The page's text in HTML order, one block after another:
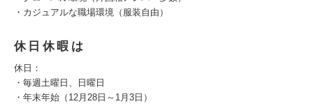
・カジュアルな職場環境（服装自由）
休日休暇は
休日：
・毎週土曜日、日曜日
・年末年始（12月28日～1月3日）